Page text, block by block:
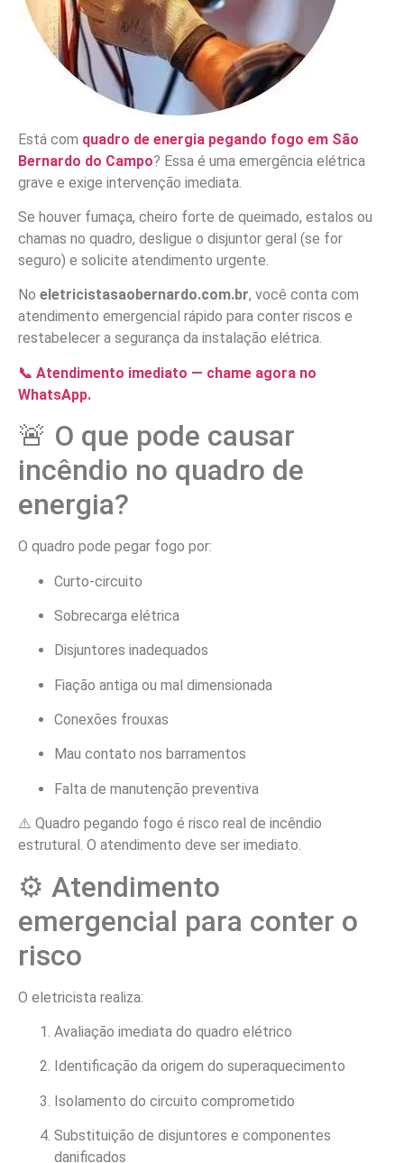
Está com quadro de energia pegando fogo em São
Bernardo do Campo? Essa é uma emergência elétrica
grave e exige intervenção imediata.
Se houver fumaça, cheiro forte de queimado, estalos ou
chamas no quadro, desligue o disjuntor geral (se for
seguro) e solicite atendimento urgente.
No eletricistasaobernardo.com.br, você conta com
atendimento emergencial rápido para conter riscos e
restabelecer a segurança da instalação elétrica.
📞 Atendimento imediato — chame agora no
WhatsApp.
🚨 O que pode causar
incêndio no quadro de
energia?
O quadro pode pegar fogo por:
Curto-circuito
Sobrecarga elétrica
Disjuntores inadequados
Fiação antiga ou mal dimensionada
Conexões frouxas
Mau contato nos barramentos
Falta de manutenção preventiva
⚠️ Quadro pegando fogo é risco real de incêndio
estrutural. O atendimento deve ser imediato.
⚙️ Atendimento
emergencial para conter o
risco
O eletricista realiza:
Avaliação imediata do quadro elétrico
Identificação da origem do superaquecimento
Isolamento do circuito comprometido
Substituição de disjuntores e componentes
danificados